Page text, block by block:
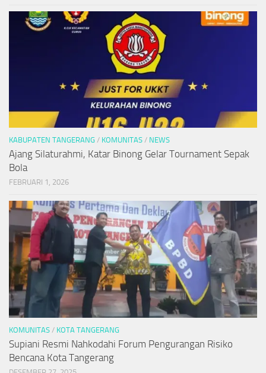
KABUPATEN TANGERANG / KOMUNITAS / NEWS
Ajang Silaturahmi, Katar Binong Gelar Tournament Sepak
Bola
FEBRUARI 1, 2026
KOMUNITAS / KOTA TANGERANG
Supiani Resmi Nahkodahi Forum Pengurangan Risiko
Bencana Kota Tangerang